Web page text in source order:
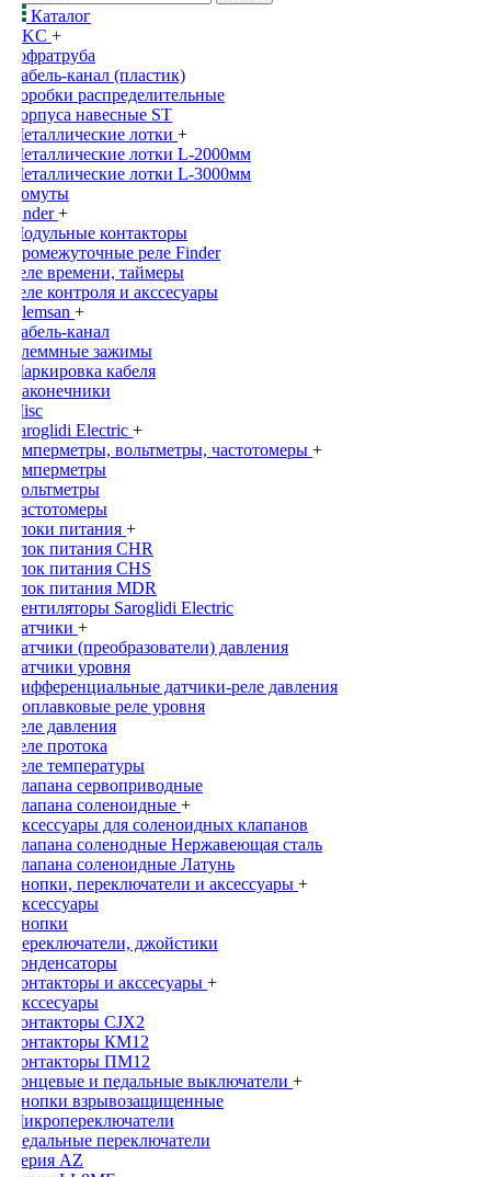
Каталог
DKC +
Гофратруба
Кабель-канал (пластик)
Коробки распределительные
Корпуса навесные ST
Металлические лотки +
Металлические лотки L-2000мм
Металлические лотки L-3000мм
Хомуты
Finder+
Модульные контакторы
Промежуточные реле Finder
Реле времени, таймеры
Реле контроля и акссесуары
Klemsan +
Кабель-канал
Клеммные зажимы
Маркировка кабеля
Наконечники
Misc
Saroglidi Electric +
Амперметры, вольтметры, частотомеры +
Амперметры
Вольтметры
Частотомеры
Блоки питания +
Блок питания CHR
Блок питания CHS
Блок питания MDR
Вентиляторы Saroglidi Electric
Датчики +
Датчики (преобразователи) давления
Датчики уровня
Дифференциальные датчики-реле давления
Поплавковые реле уровня
Реле давления
Реле протока
Реле температуры
Клапана сервоприводные
Клапана соленоидные +
Аксессуары для соленоидных клапанов
Клапана соленодные Нержавеющая сталь
Клапана соленоидные Латунь
Кнопки, переключатели и аксессуары +
Аксессуары
Кнопки
Переключатели, джойстики
Конденсаторы
Контакторы и акссесуары +
Акссесуары
Контакторы CJX2
Контакторы КМ12
Контакторы ПМ12
Концевые и педальные выключатели +
Кнопки взрывозащищенные
Микропереключатели
Педальные переключатели
Серия AZ